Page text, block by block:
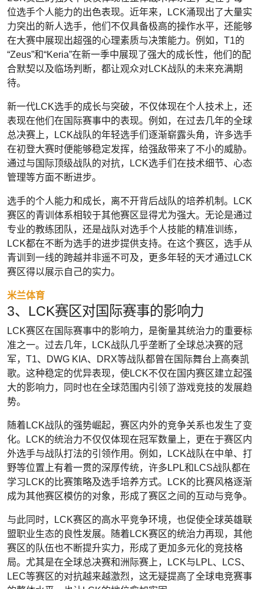
位选手个人能力的出色表现。近年来，LCK涌现出了大量实
力突出的新人选手，他们不仅具备极高的操作水平，还能够
在大赛中展现出超强的心理素质与决策能力。例如，T1的
“Zeus”和“Keria”在新一季中展现了强大的成长性，他们的配
合默契以及临场判断，都让观众对LCK战队的未来充满期
待。
新一代LCK选手的成长与突破，不仅体现在个人技术上，还
表现在他们在国际赛事中的表现。例如，在过去几年的全球
总决赛上，LCK战队的年轻选手们逐渐崭露头角，许多选手
在初登大赛时便能够稳定发挥，给强敌带来了不小的威胁。
通过与国际顶级战队的对抗，LCK选手们在技术细节、心态
管理等方面不断进步。
选手的个人能力和成长，离不开背后战队的培养机制。LCK
赛区的青训体系相较于其他赛区显得尤为强大。无论是通过
专业的教练团队，还是战队对选手个人技能的精准训练，
LCK都在不断为选手的进步提供支持。在这个赛区，选手从
青训到一线的跨越并非遥不可及，更多年轻的天才通过LCK
赛区得以展示自己的实力。
米兰体育
3、LCK赛区对国际赛事的影响力
LCK赛区在国际赛事中的影响力，是衡量其统治力的重要标
准之一。过去几年，LCK战队几乎垄断了全球总决赛的冠
军，T1、DWG KIA、DRX等战队都曾在国际舞台上高奏凯
歌。这种稳定的优异表现，使LCK不仅在国内赛区建立起强
大的影响力，同时也在全球范围内引领了游戏竞技的发展趋
势。
随着LCK战队的强势崛起，赛区内外的竞争关系也发生了变
化。LCK的统治力不仅仅体现在冠军数量上，更在于赛区内
外选手与战队打法的引领作用。例如，LCK战队在中单、打
野等位置上有着一贯的深厚传统，许多LPL和LCS战队都在
学习LCK的比赛策略及选手培养方式。LCK的比赛风格逐渐
成为其他赛区模仿的对象，形成了赛区之间的互动与竞争。
与此同时，LCK赛区的高水平竞争环境，也促使全球英雄联
盟职业生态的良性发展。随着LCK赛区的统治力再现，其他
赛区的队伍也不断提升实力，形成了更加多元化的竞技格
局。尤其是在全球总决赛和洲际赛上，LCK与LPL、LCS、
LEC等赛区的对抗越来越激烈，这无疑提高了全球电竞赛事